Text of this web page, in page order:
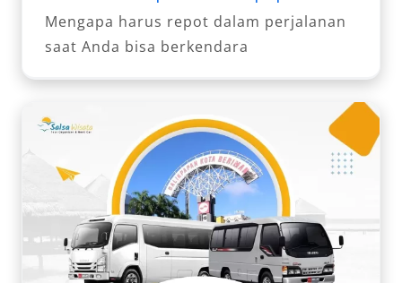
Mengapa harus repot dalam perjalanan
saat Anda bisa berkendara